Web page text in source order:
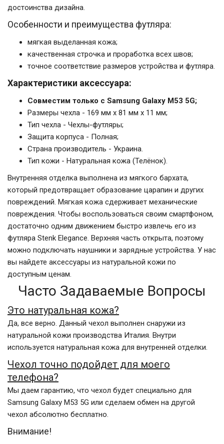
достоинства дизайна.
Особенности и преимущества футляра:
мягкая выделанная кожа;
качественная строчка и проработка всех швов;
точное соответствие размеров устройства и футляра.
Характеристики аксессуара:
Совместим только с Samsung Galaxy M53 5G;
Размеры чехла - 169 мм x 81 мм x 11 мм;
Тип чехла - Чехлы-футляры;
Защита корпуса - Полная;
Страна производитель - Украина.
Тип кожи - Натуральная кожа (Телёнок).
Внутренняя отделка выполнена из мягкого бархата,
который предотвращает образование царапин и других
повреждений. Мягкая кожа сдерживает механические
повреждения. Чтобы воспользоваться своим смартфоном,
достаточно одним движением быстро извлечь его из
футляра Stenk Elegance. Верхняя часть открыта, поэтому
можно подключать наушники и зарядные устройства. У нас
вы найдете аксессуары из натуральной кожи по
доступным ценам.
Часто Задаваемые Вопросы
Это натуральная кожа?
Да, все верно. Данный чехол выполнен снаружи из
натуральной кожи производства Италия. Внутри
используется натуральная кожа для внутренней отделки.
Чехол точно подойдет для моего
телефона?
Мы даем гарантию, что чехол будет специально для
Samsung Galaxy M53 5G или сделаем обмен на другой
чехол абсолютно бесплатно.
Внимание!